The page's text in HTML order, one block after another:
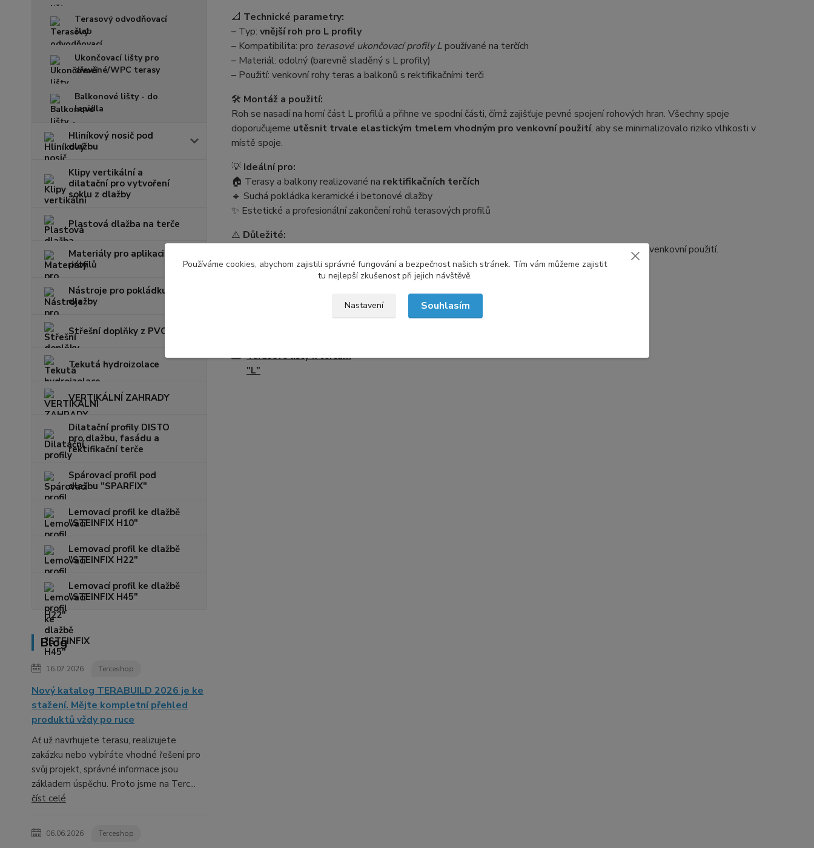
Terasový odvodňovací
žlab
Ukončovací lišty pro
dřevěné/WPC terasy
Balkonové lišty - do
lepidla
Hliníkový nosič pod
dlažbu
Klipy vertikální a
dilatační pro vytvoření
soklu z dlažby
Plastová dlažba na terče
Materiály pro aplikaci
profilů
Nástroje pro pokládku
dlažby
Střešní doplňky z PVC
Tekutá hydroizolace
VERTIKÁLNÍ ZAHRADY
Dilatační profily DISTO
pro dlažbu, fasádu a
rektifikační terče
Spárovací profil pod
dlažbu "SPARFIX"
Lemovací profil ke dlažbě
"STEINFIX H10"
Lemovací profil ke dlažbě
"STEINFIX H22"
Lemovací profil ke dlažbě
"STEINFIX H45"
Blog
16.07.2026 Terceshop
Nový katalog TERABUILD 2026 je ke
stažení. Mějte kompletní přehled
produktů vždy po ruce
Ať už navrhujete terasu, realizujete
zakázku nebo vybíráte vhodné řešení pro
svůj projekt, správné informace jsou
základem úspěchu. Proto jsme na Terc...
číst celé
06.06.2026 Terceshop
📐 Technické parametry:
– Typ: vnější roh pro L profily
– Kompatibilita: pro terasové ukončovací profily Lpoužívané na terčích
– Materiál: odolný (barevně sladěný s L profily)
– Použití: venkovní rohy teras a balkonů s rektifikačními terči
🛠️ Montáž a použití:
Roh se nasadí na horní část L profilů a přihne ve spodní části, čímž zajišťuje pevné spojení rohových hran. Všechny spoje
doporučujeme utěsnit trvale elastickým tmelem vhodným pro venkovní použití, aby se minimalizovalo riziko vlhkosti v
místě spoje.
💡 Ideální pro:
🏠 Terasy a balkony realizované na rektifikačních terčích
🔹 Suchá pokládka keramické i betonové dlažby
✨ Estetické a profesionální zakončení rohů terasových profilů
⚠️ Důležité:
Pro maximální životnost a vodotěsnost doporučujeme utěsnit spoje trvale elastickým tmelem pro venkovní použití.
Terasové lišty k terčům
"L"
Používáme cookies, abychom zajistili správné fungování a bezpečnost našich stránek. Tím vám můžeme zajistit
tu nejlepší zkušenost při jejich návštěvě.
Nastavení Souhlasím